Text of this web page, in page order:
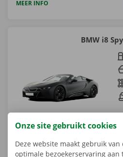
MEER INFO
BMW i8
incl. btw €
Onze site gebruikt cookies
Deze website maakt gebruik van
optimale bezoekerservaring aan